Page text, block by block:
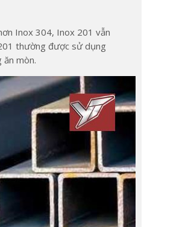
Inox 304, Inox 201 vẫn
thường được sử dụng
mòn.